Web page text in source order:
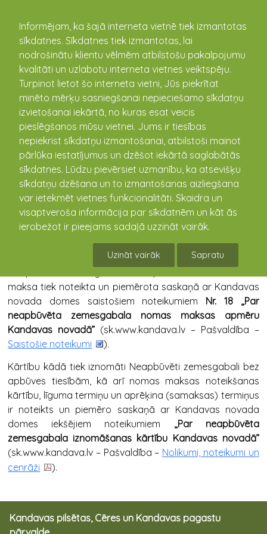
Informējam, ka šajā interneta vietnē tiek izmantotas
sīkdatnes. Sīkdatnes tiek izmantotas, lai
nodrošinātu klientu vēlmēm atbilstošu pakalpojumu
kvalitāti un uzlabotu interneta vietnes veiktspēju.
Turpinot lietot šo interneta vietni, Jūs piekrītat
minēto mērķu sasniegšanai nepieciešamo sīkdatņu
izvietošanai iekārtā, no kuras esat veicis
pieslēgšanos mūsu vietnei. Jums ir tiesības
nepiekrist sīkdatņu izmantošanai, atbilstoši mainot
pārlūka iestatījumus un dzēšot iekārtā saglabātās
sīkdatnes. Lūdzu pievērsiet uzmanību, ka atsevišķu
sīkdatņu dzēšana un to izmantošanas aizliegšana
var ietekmēt vietnes funkcionalitāti. Skaidra un
visaptveroša informācija par sīkdatnēm un kāt ās
ierobežot ir pieejams sadaļā uzzināt vairāk.
Uzināt vairāk Sapratu
kandava.lv
NOMA
Uz nomu pieteikties iespējams, rakstot un iesniedzot
iesniegumu Kandavas novada domē vai elektroniski
parakstītu uz e-pasta adresi:
dome@kandava.lv
vai kādā no pagasta pārvaldēm, kuras teritorijā atrodas
iznomājamais zemes gabals.
Papildus informāciju par nekustamajiem īpašumiem un
zemes gabaliem, kuri pilsētā ir nodoti pagaidu lietošanā
sakņu dārzu ierīkošanai var saņemt Kandavas novada
domē Dārza iela 6, Kandava, Kandavas novads 203. kab.
pie nekustamā īpašuma speciālistes, vai pa tel.63107363,
vai pagasta pārvaldē, kuras teritorijā atrodas
iznomājamais zemes gabals.
maksa tiek noteikta un piemērota saskaņā ar Kandavas
novada domes saistošiem noteikumiem Nr. 18 „Par
neapbūvēta zemesgabala nomas maksas apmēru
Kandavas novadā” (sk.www.kandava.lv – Pašvaldība –
Saistošie noteikumi
).
Kārtību kādā tiek iznomāti Neapbūvēti zemesgabali bez
apbūves tiesībām, kā arī nomas maksas noteikšanas
kārtību, līguma termiņu un aprēķina (samaksas) termiņus
ir noteikts un piemēro saskaņā ar Kandavas novada
domes iekšējiem noteikumiem „Par neapbūvēta
zemesgabala iznomāšanas kārtību Kandavas novadā”
(sk.www.kandava.lv – Pašvaldība – Nolikumi, noteikumi un
cenrāži
).
Kandavas pilsētas, Cēres un Kandavas pagastu